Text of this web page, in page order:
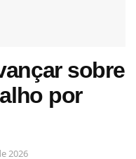
sobre
por
2026